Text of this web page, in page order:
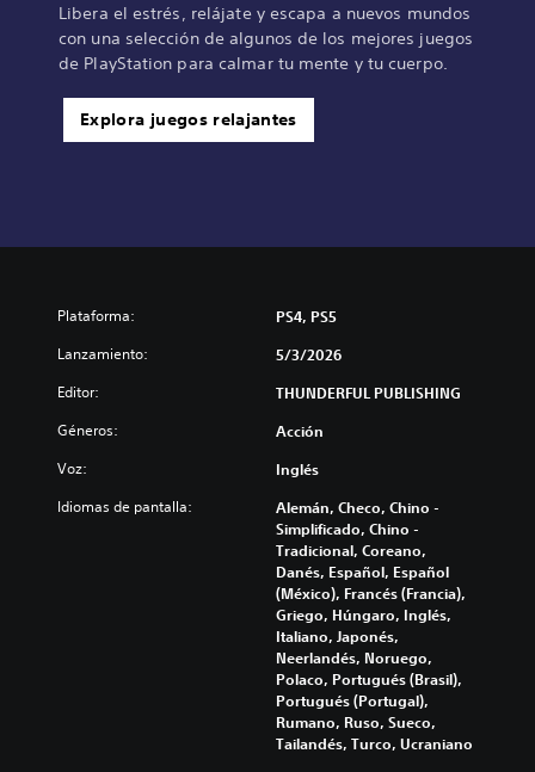
Libera el estrés, relájate y escapa a nuevos mundos
con una selección de algunos de los mejores juegos
de PlayStation para calmar tu mente y tu cuerpo.
Explora juegos relajantes
Plataforma: PS4, PS5
Lanzamiento: 5/3/2026
Editor: THUNDERFUL PUBLISHING
Géneros: Acción
Voz: Inglés
Idiomas de pantalla:
Alemán, Checo, Chino -
Simplificado, Chino -
Tradicional, Coreano,
Danés, Español, Español
(México), Francés (Francia),
Griego, Húngaro, Inglés,
Italiano, Japonés,
Neerlandés, Noruego,
Polaco, Portugués (Brasil),
Portugués (Portugal),
Rumano, Ruso, Sueco,
Tailandés, Turco, Ucraniano